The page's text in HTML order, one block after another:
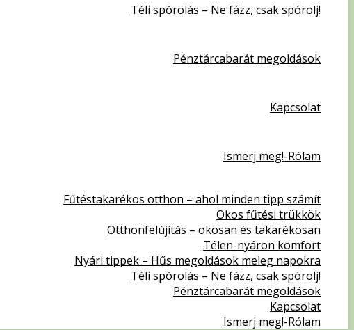
Téli spórolás – Ne fázz, csak spórolj!
Pénztárcabarát megoldások
Kapcsolat
Ismerj meg!-Rólam
Fűtéstakarékos otthon – ahol minden tipp számít
Okos fűtési trükkök
Otthonfelújítás – okosan és takarékosan
Télen-nyáron komfort
Nyári tippek – Hűs megoldások meleg napokra
Téli spórolás – Ne fázz, csak spórolj!
Pénztárcabarát megoldások
Kapcsolat
Ismerj meg!-Rólam